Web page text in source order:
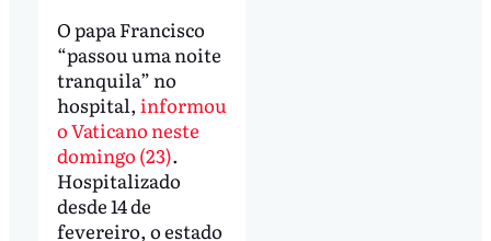
O papa Francisco
“passou uma noite
tranquila” no
hospital, informou
o Vaticano neste
domingo (23).
Hospitalizado
desde 14 de
fevereiro, o estado